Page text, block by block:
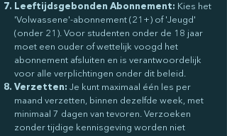
Leeftijdsgebonden Abonnement: Kies het
'Volwassene'-abonnement (21+) of 'Jeugd'
(onder 21). Voor studenten onder de 18 jaar
moet een ouder of wettelijk voogd het
abonnement afsluiten en is verantwoordelijk
voor alle verplichtingen onder dit beleid.
Verzetten: Je kunt maximaal één les per
maand verzetten, binnen dezelfde week, met
minimaal 7 dagen van tevoren. Verzoeken
zonder tijdige kennisgeving worden niet